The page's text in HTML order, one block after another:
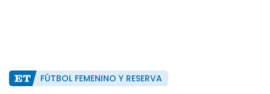
FÚTBOL FEMENINO Y RESERVA